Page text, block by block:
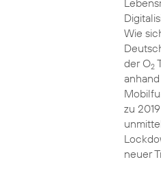
Wie
der O2
zu
neuer